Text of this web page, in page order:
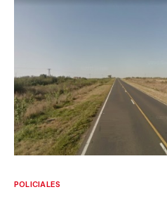
POLICIALES